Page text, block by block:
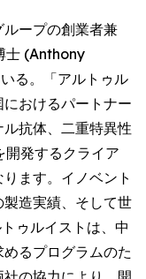
ープの創業者兼
士 (Anthony
る。「アルトゥル
おけるパートナー
抗体、二重特異性
開発するクライア
ます。イノベント
造実績、そして世
ゥルイストは、中
るプログラムのた